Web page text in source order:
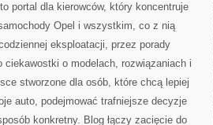
portal dla kierowców, który koncentruje
Opel i wszystkim, co z nią
eksploatacji, przez porady
ciekawostki o modelach, rozwiązaniach i
stworzone dla osób, które chcą lepiej
auto, podejmować trafniejsze decyzje
konkretny. Blog łączy zacięcie do